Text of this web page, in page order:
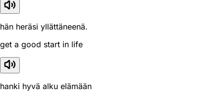
hän heräsi yllättäneenä.
get a good start in life
hanki hyvä alku elämään